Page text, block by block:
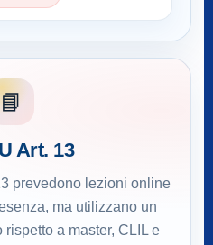
📘
Art. 13
prevedono lezioni online
ma utilizzano un
a master, CLIL e